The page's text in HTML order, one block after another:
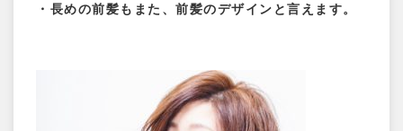
・長めの前髪もまた、前髪のデザインと言えます。